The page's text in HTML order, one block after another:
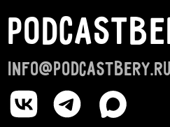
info@podcastbery.ru